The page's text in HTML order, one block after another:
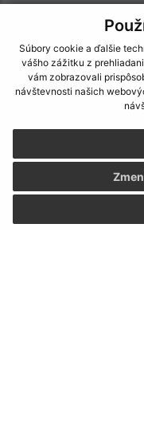
Súbory cookie a ďalšie
vášho zážitku z
vám zobrazovali
návštevnosti našich